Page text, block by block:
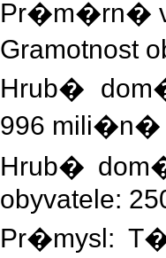
Pr�m�rn�
Gramotnost
Hrub�
996 mili�n�
Hrub�
obyvatele:
Pr�mysl: